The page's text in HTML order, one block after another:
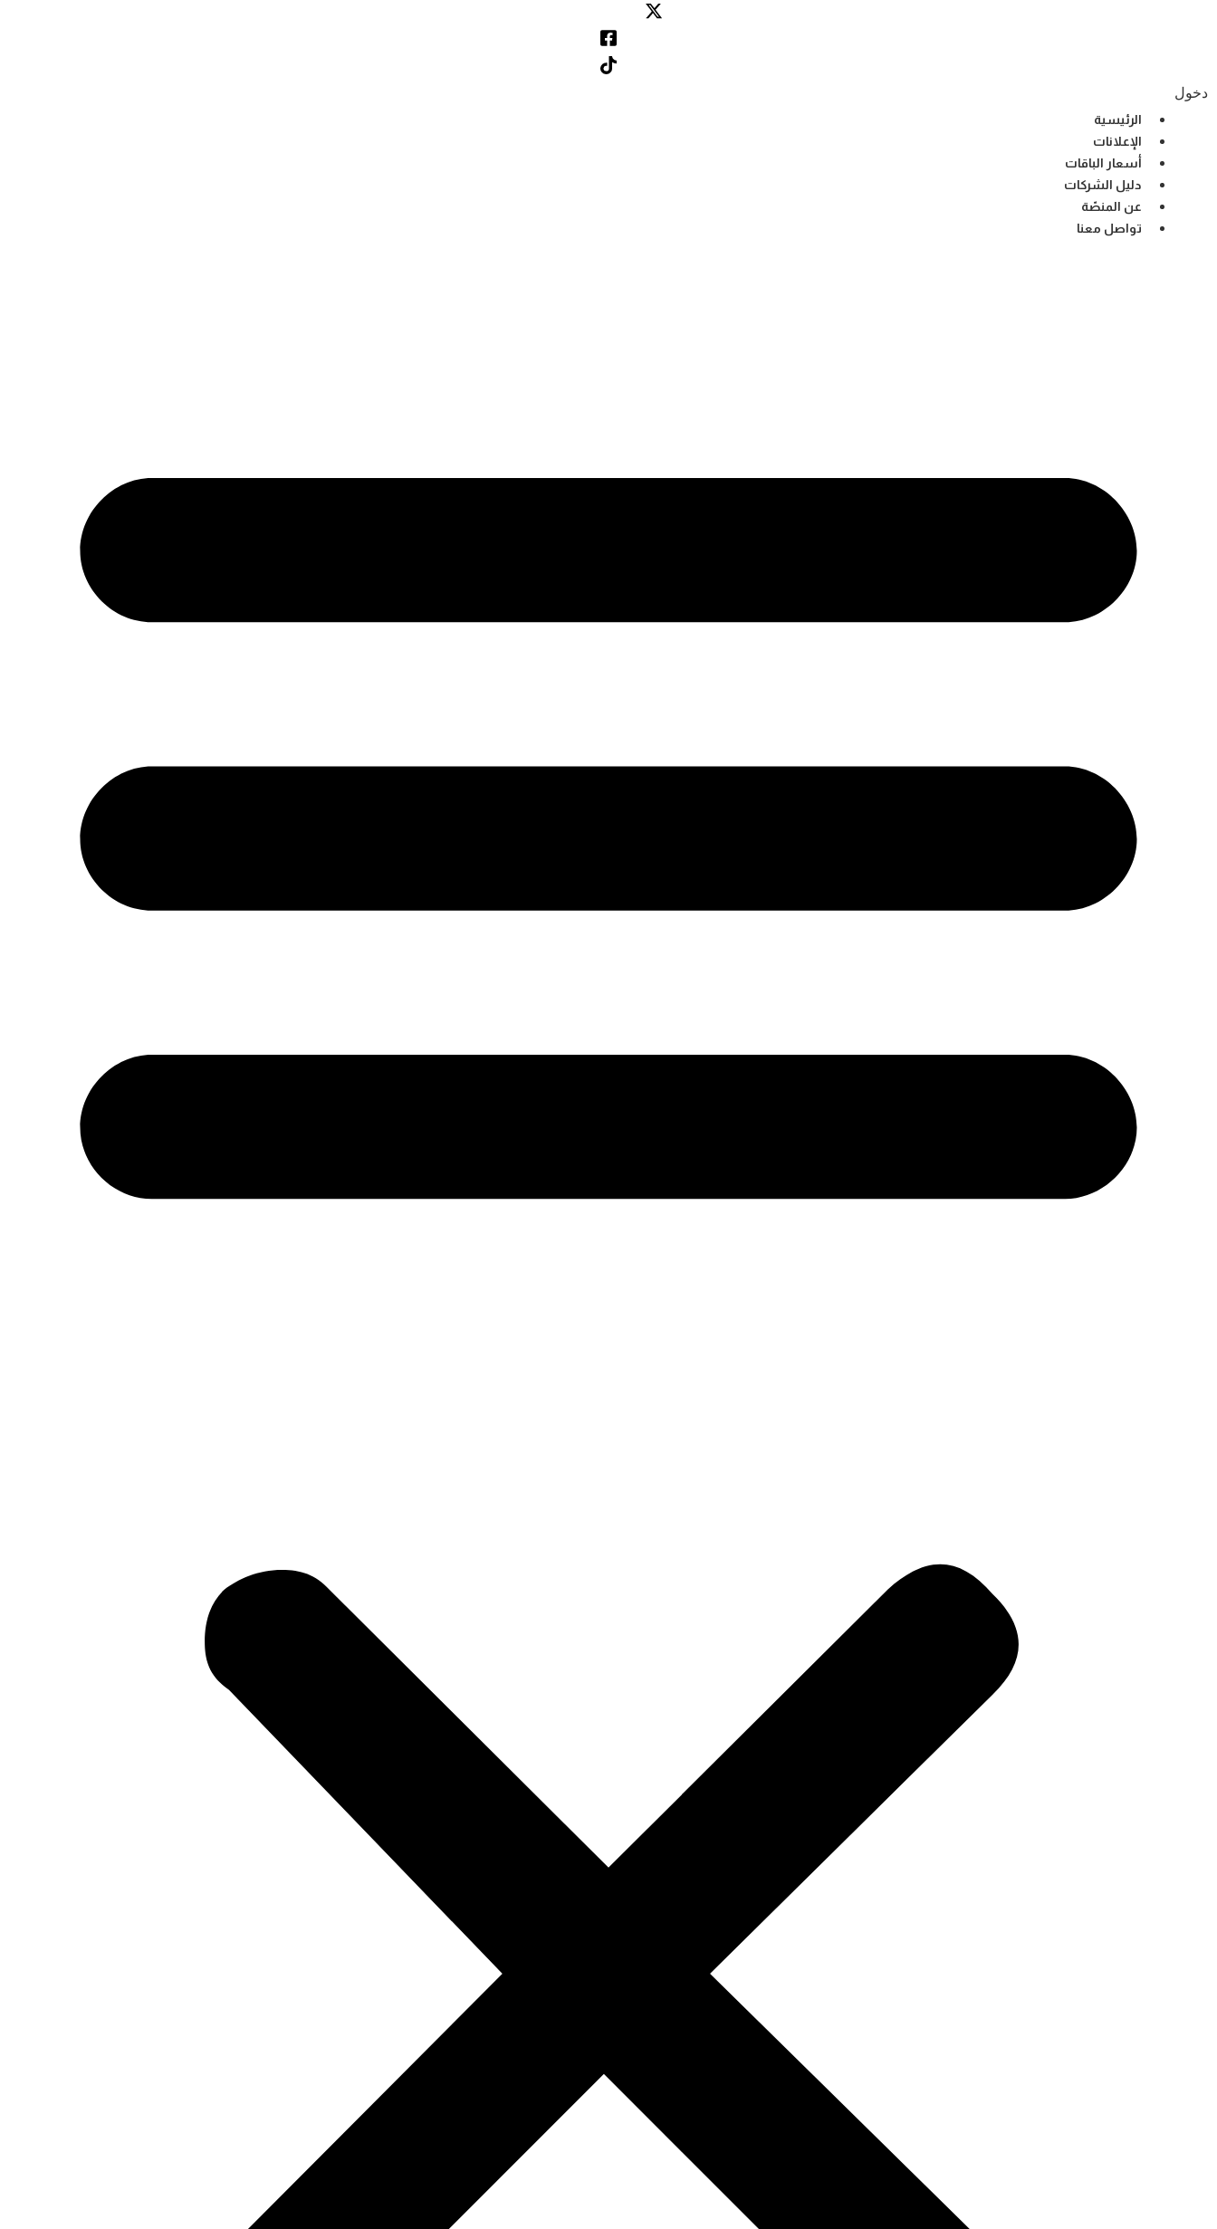
دخول
الرئيسية
الإعلانات
أسعار الباقات
دليل الشركات
عن المنصّة
تواصل معنا